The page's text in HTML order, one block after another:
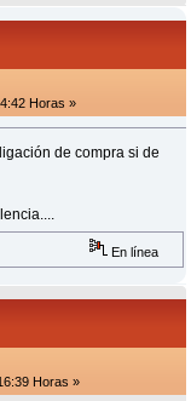
Horas »
de compra si de
En línea
Horas »